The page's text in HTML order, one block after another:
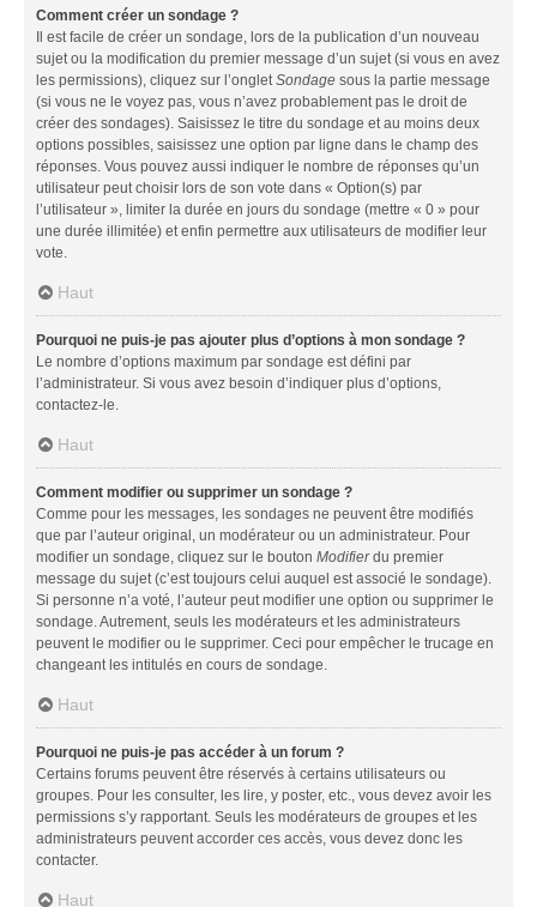
Comment créer un sondage ?
Il est facile de créer un sondage, lors de la publication d’un nouveau
sujet ou la modification du premier message d’un sujet (si vous en avez
les permissions), cliquez sur l’onglet Sondage sous la partie message
(si vous ne le voyez pas, vous n’avez probablement pas le droit de
créer des sondages). Saisissez le titre du sondage et au moins deux
options possibles, saisissez une option par ligne dans le champ des
réponses. Vous pouvez aussi indiquer le nombre de réponses qu’un
utilisateur peut choisir lors de son vote dans « Option(s) par
l’utilisateur », limiter la durée en jours du sondage (mettre « 0 » pour
une durée illimitée) et enfin permettre aux utilisateurs de modifier leur
vote.
Haut
Pourquoi ne puis-je pas ajouter plus d’options à mon sondage ?
Le nombre d’options maximum par sondage est défini par
l’administrateur. Si vous avez besoin d’indiquer plus d’options,
contactez-le.
Haut
Comment modifier ou supprimer un sondage ?
Comme pour les messages, les sondages ne peuvent être modifiés
que par l’auteur original, un modérateur ou un administrateur. Pour
modifier un sondage, cliquez sur le bouton Modifierdu premier
message du sujet (c’est toujours celui auquel est associé le sondage).
Si personne n’a voté, l’auteur peut modifier une option ou supprimer le
sondage. Autrement, seuls les modérateurs et les administrateurs
peuvent le modifier ou le supprimer. Ceci pour empêcher le trucage en
changeant les intitulés en cours de sondage.
Haut
Pourquoi ne puis-je pas accéder à un forum ?
Certains forums peuvent être réservés à certains utilisateurs ou
groupes. Pour les consulter, les lire, y poster, etc., vous devez avoir les
permissions s’y rapportant. Seuls les modérateurs de groupes et les
administrateurs peuvent accorder ces accès, vous devez donc les
contacter.
Haut